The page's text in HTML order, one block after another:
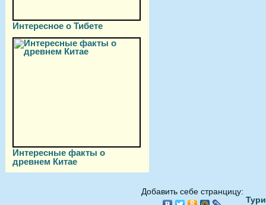
Интересное о Тибете
Интересные факты о
древнем Китае
Добавить себе странцицу: